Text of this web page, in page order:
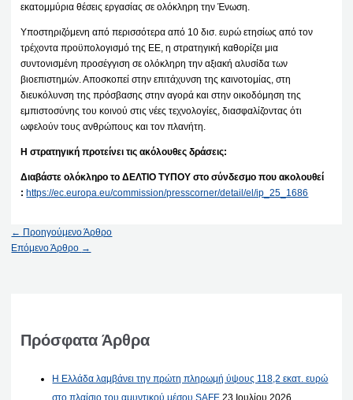
εκατομμύρια θέσεις εργασίας σε ολόκληρη την Ένωση.
Υποστηριζόμενη από περισσότερα από 10 δισ. ευρώ ετησίως από τον
τρέχοντα προϋπολογισμό της ΕΕ, η στρατηγική καθορίζει μια
συντονισμένη προσέγγιση σε ολόκληρη την αξιακή αλυσίδα των
βιοεπιστημών. Αποσκοπεί στην επιτάχυνση της καινοτομίας, στη
διευκόλυνση της πρόσβασης στην αγορά και στην οικοδόμηση της
εμπιστοσύνης του κοινού στις νέες τεχνολογίες, διασφαλίζοντας ότι
ωφελούν τους ανθρώπους και τον πλανήτη.
Η στρατηγική προτείνει τις ακόλουθες δράσεις:
Διαβάστε ολόκληρο το ΔΕΛΤΙΟ ΤΥΠΟΥ στο σύνδεσμο που ακολουθεί
: https://ec.europa.eu/commission/presscorner/detail/el/ip_25_1686
← Προηγούμενο Άρθρο
Επόμενο Άρθρο →
Πρόσφατα Άρθρα
Η Ελλάδα λαμβάνει την πρώτη πληρωμή ύψους 118,2 εκατ. ευρώ
στο πλαίσιο του αμυντικού μέσου SAFE 23 Ιουλίου 2026